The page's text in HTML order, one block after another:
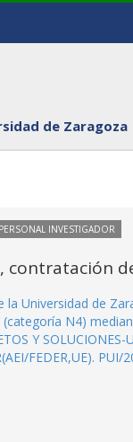
de Zaragoza
INVESTIGADOR
contratación
la Universidad de
N4)
Y
FEDER,UE).